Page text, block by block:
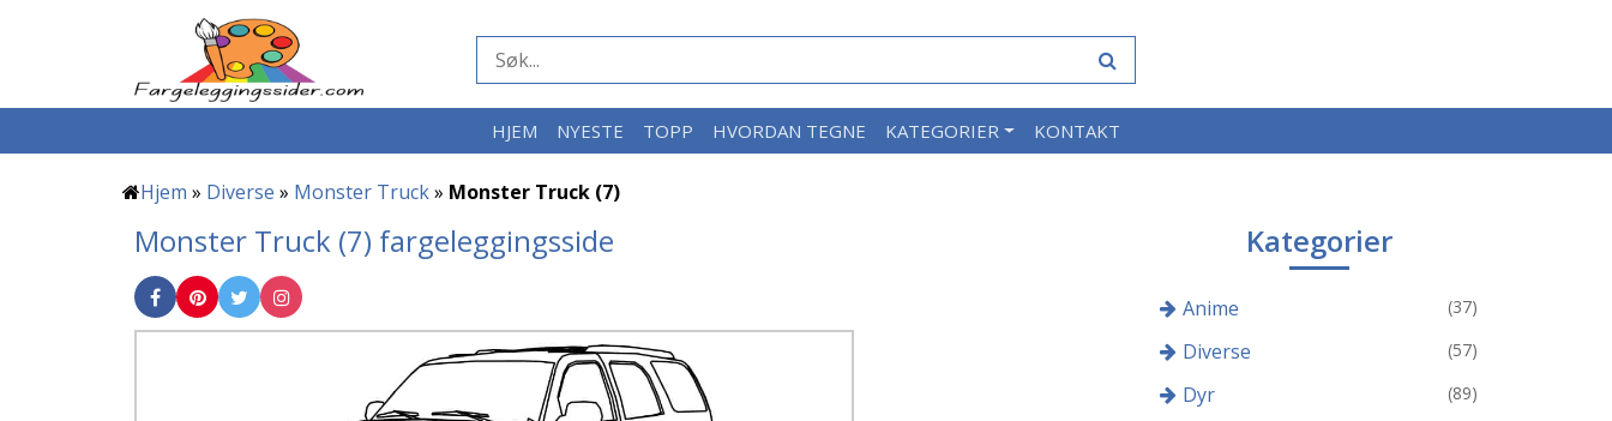
HJEM NYESTE TOPP HVORDAN TEGNE KATEGORIER KONTAKT
Hjem » Diverse » Monster Truck» Monster Truck (7)
Monster Truck (7) fargeleggingsside Kategorier
Anime (37)
Diverse (57)
Dyr (89)